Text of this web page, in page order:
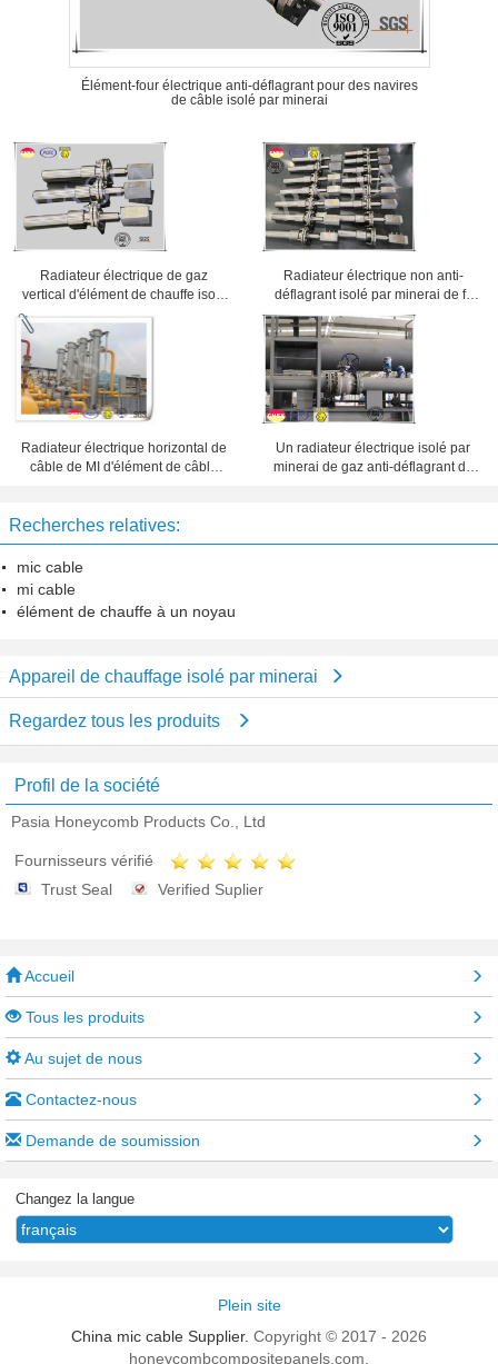
Élément-four électrique anti-déflagrant pour des navires
de câble isolé par minerai
Radiateur électrique de gaz
vertical d'élément de chauffe isolé
Radiateur électrique non anti-
déflagrant isolé par minerai de fil
pour le chauffage de processus
régulier
Radiateur électrique horizontal de
câble de MI d'élément de câble
Un radiateur électrique isolé par
minerai de gaz anti-déflagrant de
Recherches relatives:
mic cable
mi cable
élément de chauffe à un noyau
Appareil de chauffage isolé par minerai
Regardez tous les produits
Profil de la société
Pasia Honeycomb Products Co., Ltd
Fournisseurs vérifié
Trust Seal
Verified Suplier
Accueil
Tous les produits
Au sujet de nous
Contactez-nous
Demande de soumission
Changez la langue
Plein site
China mic cable Supplier. Copyright © 2017 - 2026
honeycombcompositepanels.com.